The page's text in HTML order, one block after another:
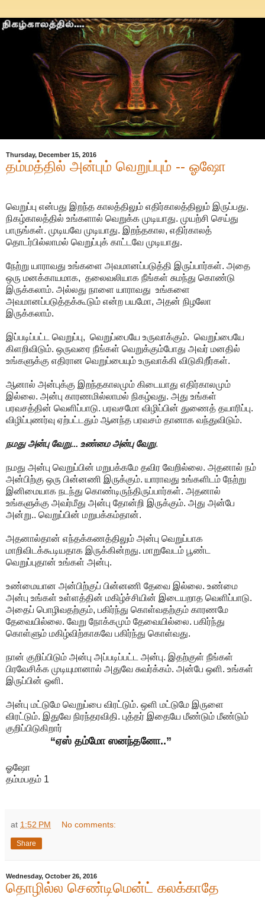
Thursday, December 15, 2016
தம்மத்தில் அன்பும் வெறுப்பும் -- ஓஷோ
வெறுப்பு என்பது இறந்த காலத்திலும் எதிர்காலத்திலும் இருப்பது.
நிகழ்காலத்தில் உங்களால் வெறுக்க முடியாது. முயற்சி செய்து
பாருங்கள். முடியவே முடியாது. இறந்தகால, எதிர்காலத்
தொடர்பில்லாமல் வெறுப்புக் காட்டவே முடியாது.
நேற்று யாராவது உங்களை அவமானப்படுத்தி இருப்பார்கள். அதை
ஒரு மனக்காயமாக, தலைவலியாக நீங்கள் சுமந்து கொண்டு
இருக்கலாம். அல்லது நாளை யாராவது உங்களை
அவமானப்படுத்தக்கூடும் என்ற பயமோ, அதன் நிழலோ
இருக்கலாம்.
இப்படிப்பட்ட வெறுப்பு, வெறுப்பையே உருவாக்கும். வெறுப்பையே
கிளறிவிடும். ஒருவரை நீங்கள் வெறுக்கும்போது அவர் மனதில்
உங்களுக்கு எதிரான வெறுப்பையும் உருவாக்கி விடுகிறீர்கள்.
ஆனால் அன்புக்கு இறந்தகாலமும் கிடையாது எதிர்காலமும்
இல்லை. அன்பு காரணமில்லாமல் நிகழ்வது. அது உங்கள்
பரவசத்தின் வெளிப்பாடு. பரவசமோ விழிப்பின் துணைத் தயாரிப்பு.
விழிப்புணர்வு ஏற்பட்டதும் ஆனந்த பரவசம் தானாக வந்துவிடும்.
நமது அன்பு வேறு... உண்மை அன்பு வேறு.
நமது அன்பு வெறுப்பின் மறுபக்கமே தவிர வேறில்லை. அதனால் நம்
அன்பிற்கு ஒரு பின்னணி இருக்கும். யாராவது உங்களிடம் நேற்று
இனிமையாக நடந்து கொண்டிருந்திருப்பார்கள். அதனால்
உங்களுக்கு அவர்மீது அன்பு தோன்றி இருக்கும். அது அன்பே
அன்று.. வெறுப்பின் மறுபக்கம்தான்.
அதனால்தான் எந்தக்கணத்திலும் அன்பு வெறுப்பாக
மாறிவிடக்கூடியதாக இருக்கின்றது. மாறுவேடம் பூண்ட
வெறுப்புதான் உங்கள் அன்பு.
உண்மையான அன்பிற்குப் பின்னணி தேவை இல்லை. உண்மை
அன்பு உங்கள் உள்ளத்தின் மகிழ்ச்சியின் இடையறாத வெளிப்பாடு.
அதைப் பொழிவதற்கும், பகிர்ந்து கொள்வதற்கும் காரணமே
தேவையில்லை. வேறு நோக்கமும் தேவையில்லை. பகிர்ந்து
கொள்ளும் மகிழ்விற்காகவே பகிர்ந்து கொள்வது.
நான் குறிப்பிடும் அன்பு அப்படிப்பட்ட அன்பு. இதற்குள் நீங்கள்
பிரவேசிக்க முடியுமானால் அதுவே சுவர்க்கம். அன்பே ஒளி. உங்கள்
இருப்பின் ஒளி.
அன்பு மட்டுமே வெறுப்பை விரட்டும். ஒளி மட்டுமே இருளை
விரட்டும். இதுவே நிரந்தரவிதி. புத்தர் இதையே மீண்டும் மீண்டும்
குறிப்பிடுகிறார்
“ஏஸ் தம்மோ ஸனந்தனோ..”
ஓஷோ
தம்மபதம் 1
at 1:52 PM No comments:
Share
Wednesday, October 26, 2016
தொழில்ல செண்டிமென்ட் கலக்காதே